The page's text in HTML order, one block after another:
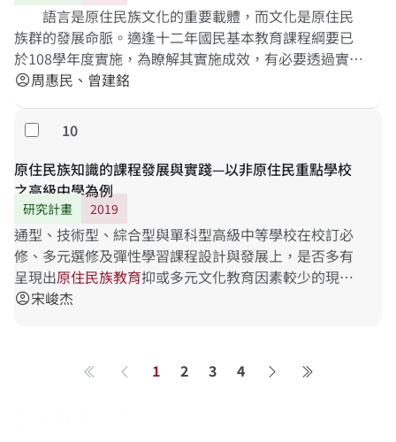
語言是原住民族文化的重要載體，而文化是原住民
族群的發展命脈。適逢十二年國民基本教育課程綱要已
於108學年度實施，為瞭解其實施成效，有必要透過實證
研究進行分析與討論，瞭解原住民學生族語素養上的發
素養問卷，依據新課綱原住民族語文中「學習表現」與
「學習內容」之指標，逐步發展各階段之族語素養測量
工具，作為未來TASA-L長期追蹤調查之測量依據。研究
結果將有助於了解現職教師實施族語教學之現況，以及
發現適當之族語素養標準化測量工具。
account_circle周惠民、曾建銘
勾選
10
原住民族知識的課程發展與實踐—以非原住民重點學校
之高級中學為例
研究計畫 2019
通型、技術型、綜合型與單科型高級中等學校在校訂必
修、多元選修及彈性學習課程設計與發展上，是否多有
呈現出原住民族教育抑或多元文化教育因素較少的現
象？其二、若多數非原住民重點學校之高級中等學校均
account_circle宋峻杰
第一頁上一頁
1 2 3 4 下一頁最後一頁